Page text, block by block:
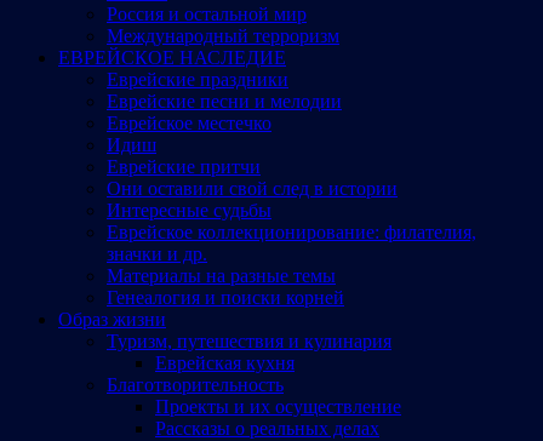
Россия и остальной мир
Международный терроризм
ЕВРЕЙСКОЕ НАСЛЕДИЕ
Еврейские праздники
Еврейские песни и мелодии
Еврейское местечко
Идиш
Еврейские притчи
Они оставили свой след в истории
Интересные судьбы
Еврейское коллекционирование: филателия,
значки и др.
Материалы на разные темы
Генеалогия и поиски корней
Образ жизни
Туризм, путешествия и кулинария
Еврейская кухня
Благотворительность
Проекты и их осуществление
Рассказы о реальных делах